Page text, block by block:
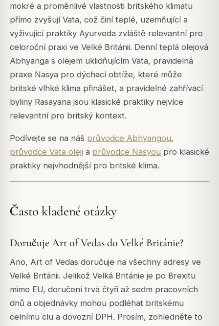
mokré a proměnlivé vlastnosti britského klimatu
přímo zvyšují Vata, což činí teplé, uzemňující a
vyživující praktiky Ayurveda zvláště relevantní pro
celoroční praxi ve Velké Británii. Denní teplá olejová
Abhyanga s olejem uklidňujícím Vata, pravidelná
praxe Nasya pro dýchací obtíže, které může
britské vlhké klima přinášet, a pravidelné zahřívací
byliny Rasayana jsou klasické praktiky nejvíce
relevantní pro britský kontext.
Podívejte se na náš průvodce Abhyangou,
průvodce Vata oleji a průvodce Nasyou pro klasické
praktiky nejvhodnější pro britské klima.
Často kladené otázky
Doručuje Art of Vedas do Velké Británie?
Ano, Art of Vedas doručuje na všechny adresy ve
Velké Británii. Jelikož Velká Británie je po Brexitu
mimo EU, doručení trvá čtyři až sedm pracovních
dnů a objednávky mohou podléhat britskému
celnímu clu a dovozní DPH. Prosím, zohledněte to